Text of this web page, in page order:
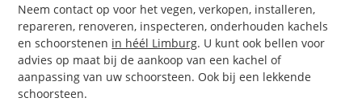
Neem contact op voor het vegen, verkopen, installeren,
repareren, renoveren, inspecteren, onderhouden kachels
en schoorstenen in héél Limburg. U kunt ook bellen voor
advies op maat bij de aankoop van een kachel of
aanpassing van uw schoorsteen. Ook bij een lekkende
schoorsteen.